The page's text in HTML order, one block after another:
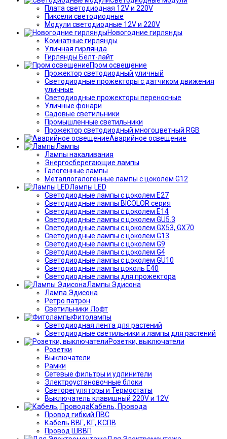
Плата светодиодная 12V и 220V
Пиксели светодиодные
Модули светодиодные 12V и 220V
Новогодние гирлянды
Комнатные гирлянды
Уличная гирлянда
Гирлянды Белт-лайт
Пром освещение
Прожектор светодиодный уличный
Светодиодные прожекторы с датчиком движения
уличные
Светодиодные прожекторы переносные
Уличные фонари
Садовые светильники
Промышленные светильники
Прожектор светодиодный многоцветный RGB
Аварийное освещение
Лампы
Лампы накаливания
Энергосберегающие лампы
Галогенные лампы
Металлогалогенные лампы с цоколем G12
Лампы LED
Светодиодные лампы с цоколем E27
Светодиодные лампы BICOLOR серия
Светодиодные лампы с цоколем E14
Светодиодные лампы с цоколем GU5.3
Светодиодные лампы с цоколем GX53, GX70
Светодиодные лампы с цоколем G13
Светодиодные лампы с цоколем G9
Светодиодные лампы с цоколем G4
Светодиодные лампы с цоколем GU10
Светодиодные лампы цоколь Е40
Светодиодные лампы для прожектора
Лампы Эдисона
Лампа Эдисона
Ретро патрон
Светильники Лофт
Фитолампы
Светодиодная лента для растений
Светодиодные светильники и лампы для растений
Розетки, выключатели
Розетки
Выключатели
Рамки
Сетевые фильтры и удлинители
Электроустановочные блоки
Светорегуляторы и Термостаты
Выключатель клавишный 220V и 12V
Кабель, Провода
Провод гибкий ПВС
Кабель ВВГ, КГ, КСПВ
Провод ШВВП